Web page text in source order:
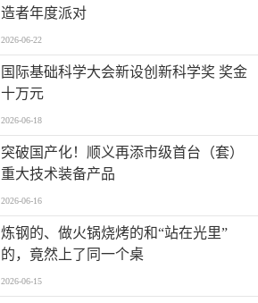
造者年度派对
2026-06-22
国际基础科学大会新设创新科学奖 奖金
十万元
2026-06-18
突破国产化！顺义再添市级首台（套）
重大技术装备产品
2026-06-16
炼钢的、做火锅烧烤的和“站在光里”
的，竟然上了同一个桌
2026-06-15